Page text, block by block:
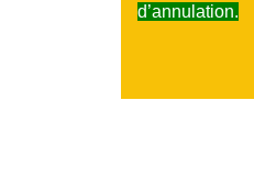
d’annulation.